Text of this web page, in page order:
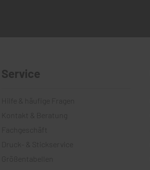
Service
Hilfe & häufige Fragen
Kontakt & Beratung
Fachgeschäft
Druck- & Stickservice
Größentabellen